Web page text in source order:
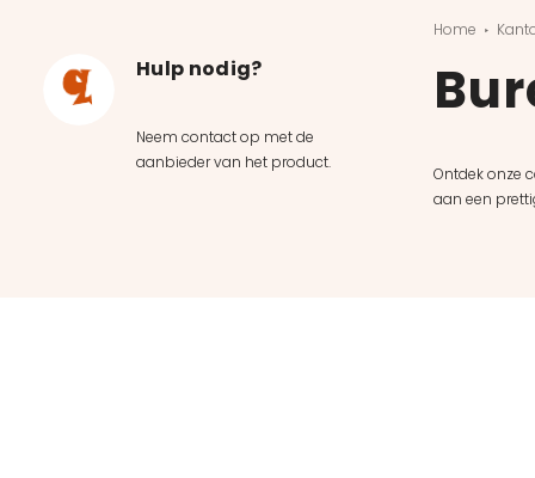
Hulp nodig?
Neem contact op met de
aanbieder van het product.
Home
Ontdek onze
aan een